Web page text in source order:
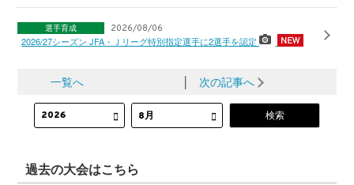
選手育成 2026/08/06
2026/27シーズン JFA・Ｊリーグ特別指定選手に2選手を認定
一覧へ 次の記事へ
過去の大会はこちら